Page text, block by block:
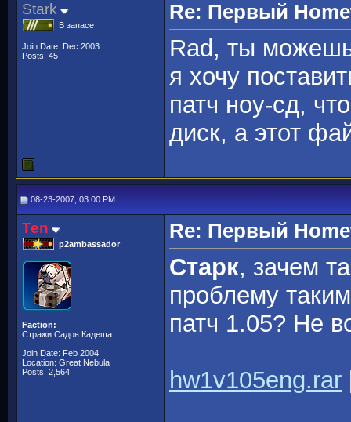
Stark
В запасе
Join Date: Dec 2003
Posts: 45
Re: Первый
Rad, ты
я хочу
патч ноу-сд,
диск, а этот
08-23-2007, 03:00 PM
Ten
p2ambassador
Faction:
Стражи Садов Кадеша
Join Date: Feb 2004
Location: Great Nebula
Posts: 2,564
Re: Первый
Старк, зачем
проблему
патч 1.05? Не
hw1v105eng.rar